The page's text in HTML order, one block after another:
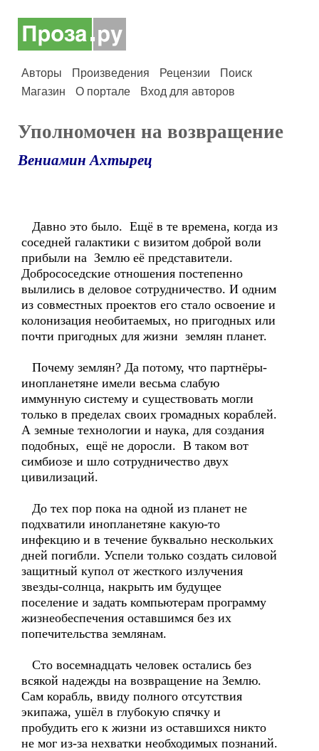
Авторы Произведения Рецензии
Поиск
Магазин
О портале Вход для авторов
Уполномочен на возвращение
Вениамин Ахтырец
Давно это было. Ещё в те времена, когда из
соседней галактики с визитом доброй воли
прибыли на Землю её представители.
Добрососедские отношения постепенно
вылились в деловое сотрудничество. И одним
из совместных проектов его стало освоение и
колонизация необитаемых, но пригодных или
почти пригодных для жизни землян планет.
Почему землян? Да потому, что партнёры-
инопланетяне имели весьма слабую
иммунную систему и существовать могли
только в пределах своих громадных кораблей.
А земные технологии и наука, для создания
подобных, ещё не доросли. В таком вот
симбиозе и шло сотрудничество двух
цивилизаций.
До тех пор пока на одной из планет не
подхватили инопланетяне какую-то
инфекцию и в течение буквально нескольких
дней погибли. Успели только создать силовой
защитный купол от жесткого излучения
звезды-солнца, накрыть им будущее
поселение и задать компьютерам программу
жизнеобеспечения оставшимся без их
попечительства землянам.
Сто восемнадцать человек остались без
всякой надежды на возвращение на Землю.
Сам корабль, ввиду полного отсутствия
экипажа, ушёл в глубокую спячку и
пробудить его к жизни из оставшихся никто
не мог из-за нехватки необходимых познаний.